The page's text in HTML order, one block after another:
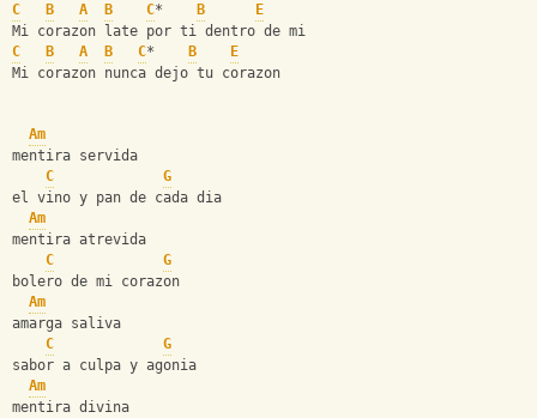
C B A B C* B
E
Mi corazon late por ti dentro de mi
C
B A B C* B
E
Mi corazon nunca dejo tu corazon
Am
mentira servida
C
G
el vino y pan de cada dia
Am
mentira atrevida
C
G
bolero de mi corazon
Am
amarga saliva
C
G
sabor a culpa y agonia
Am
mentira divina